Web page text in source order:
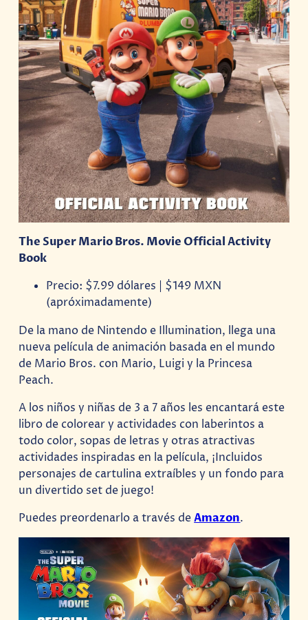
The Super Mario Bros. Movie Official Activity
Book
Precio: $7.99 dólares | $149 MXN
(apróximadamente)
De la mano de Nintendo e Illumination, llega una
nueva película de animación basada en el mundo
de Mario Bros. con Mario, Luigi y la Princesa
Peach.
A los niños y niñas de 3 a 7 años les encantará este
libro de colorear y actividades con laberintos a
todo color, sopas de letras y otras atractivas
actividades inspiradas en la película, ¡Incluidos
personajes de cartulina extraíbles y un fondo para
un divertido set de juego!
Puedes preordenarlo a través deAmazon.